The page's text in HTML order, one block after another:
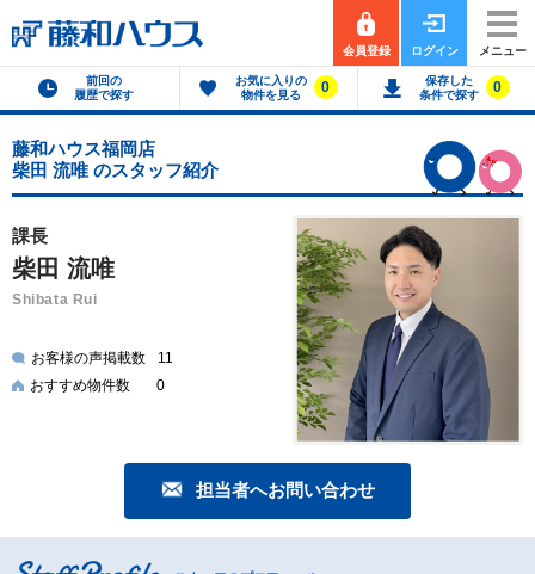
会員登録 ログイン メニュー
前回の
履歴で探す
お気に入りの
物件を見る
0
保存した
条件で探す
0
藤和ハウス福岡店
柴田 流唯 のスタッフ紹介
課長
柴田 流唯
Shibata Rui
お客様の声掲載数
11
おすすめ物件数
0
担当者へお問い合わせ